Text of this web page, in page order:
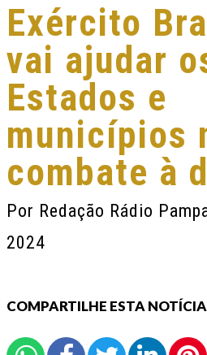
Exército
vai ajudar
Estados e
municípios
combate à
Por Redação Rádio
2024
COMPARTILHE ESTA